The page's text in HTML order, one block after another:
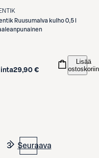
Ruusumalva kulho 0,5 l
29,90 €
Lisää
ostoskoriin
3 Seuraava